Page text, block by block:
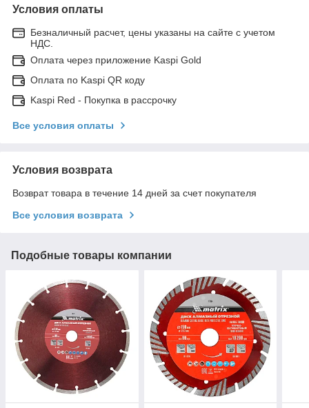
Условия оплаты
Безналичный расчет, цены указаны на сайте с учетом
НДС.
Оплата через приложение Kaspi Gold
Оплата по Kaspi QR коду
Kaspi Red - Покупка в рассрочку
Все условия оплаты
Условия возврата
Возврат товара в течение 14 дней за счет покупателя
Все условия возврата
Подобные товары компании